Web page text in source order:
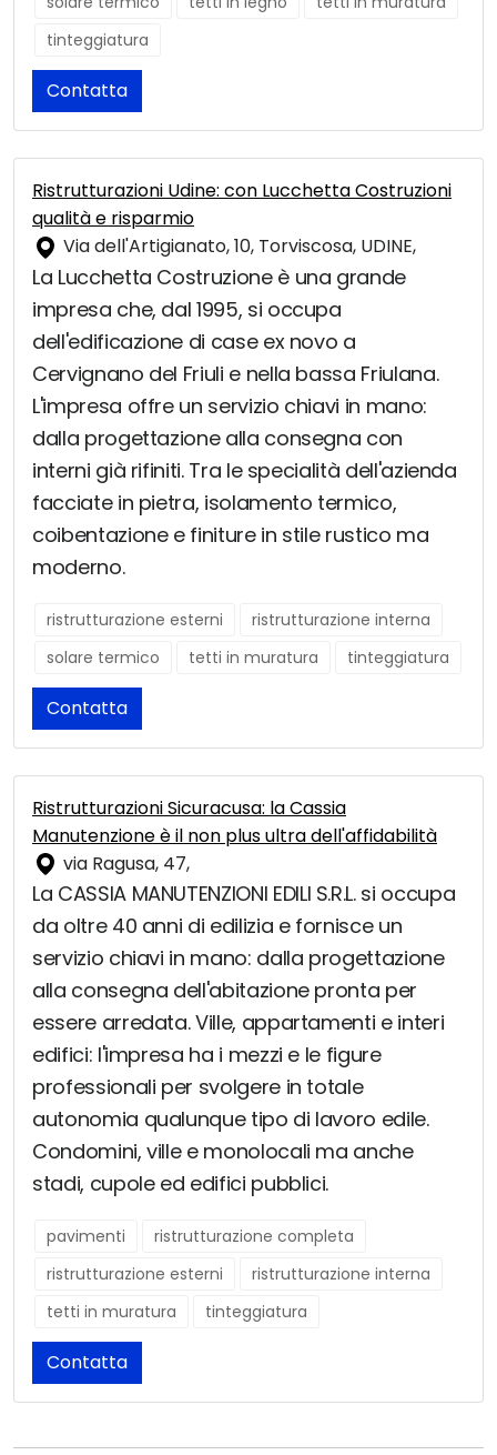
tinteggiatura
Contatta
Ristrutturazioni Udine: con Lucchetta Costruzioni
qualità e risparmio
Via dell'Artigianato, 10, Torviscosa, UDINE,
La Lucchetta Costruzione è una grande
impresa che, dal 1995, si occupa
dell'edificazione di case ex novo a
Cervignano del Friuli e nella bassa Friulana.
L'impresa offre un servizio chiavi in mano:
dalla progettazione alla consegna con
interni già rifiniti. Tra le specialità dell'azienda
facciate in pietra, isolamento termico,
coibentazione e finiture in stile rustico ma
moderno.
ristrutturazione esterni
ristrutturazione interna
solare termico
tetti in muratura tinteggiatura
Contatta
Ristrutturazioni Sicuracusa: la Cassia
Manutenzione è il non plus ultra dell'affidabilità
via Ragusa, 47,
La CASSIA MANUTENZIONI EDILI S.R.L. si occupa
da oltre 40 anni di edilizia e fornisce un
servizio chiavi in mano: dalla progettazione
alla consegna dell'abitazione pronta per
essere arredata. Ville, appartamenti e interi
edifici: l'impresa ha i mezzi e le figure
professionali per svolgere in totale
autonomia qualunque tipo di lavoro edile.
Condomini, ville e monolocali ma anche
stadi, cupole ed edifici pubblici.
pavimenti
ristrutturazione completa
ristrutturazione esterni
ristrutturazione interna
tetti in muratura
tinteggiatura
Contatta